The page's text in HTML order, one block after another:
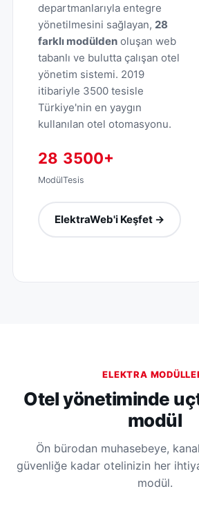
departmanlarıyla entegre
yönetilmesini sağlayan, 28
farklı modülden oluşan web
tabanlı ve bulutta çalışan otel
yönetim sistemi. 2019
itibariyle 3500 tesisle
Türkiye'nin en yaygın
kullanılan otel otomasyonu.
28
Modül
3500+
Tesis
ElektraWeb'i Keşfet →
ELEKTRA
Otel yönetiminde
modül
Ön bürodan muhasebeye,
güvenliğe kadar otelinizin her
modül.